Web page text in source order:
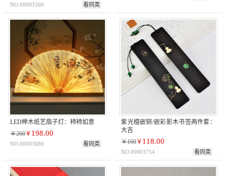
NO.00003360 看同类
LED榉木纸艺扇子灯：柿柿如意
￥260￥ 198.00
NO.00003886 看同类
紫光檀嵌铜/嵌彩影木书签两件套：
大吉
￥160￥ 118.00
NO.00003754 看同类